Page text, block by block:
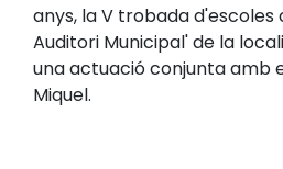
anys, la V trobada
Auditori Municipal' de la
una actuació conjunta amb
Miquel.